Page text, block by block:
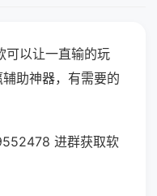
可以让一直输的玩
助神器，有需要的
进群获取软